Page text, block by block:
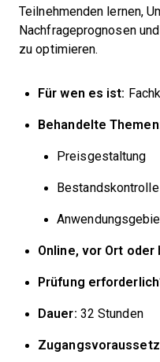
Teilnehmenden lernen,
Nachfrageprognosen
zu optimieren.
Für wen es ist:
Behandelte
Preisgestaltung
Bestandskontrolle
Online, vor Ort oder
Prüfung
Dauer: 32 Stunden